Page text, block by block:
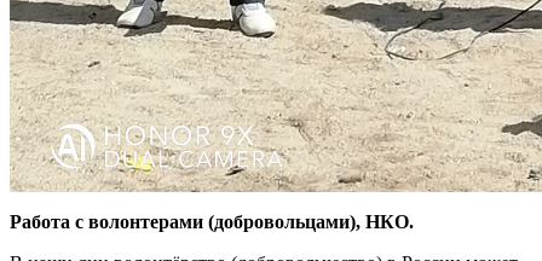
Работа с волонтерами (добровольцами), НКО.